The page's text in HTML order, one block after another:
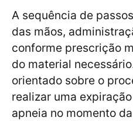
A sequência de
das mãos,
conforme prescrição
do material
orientado sobre o
realizar uma
apneia no momento